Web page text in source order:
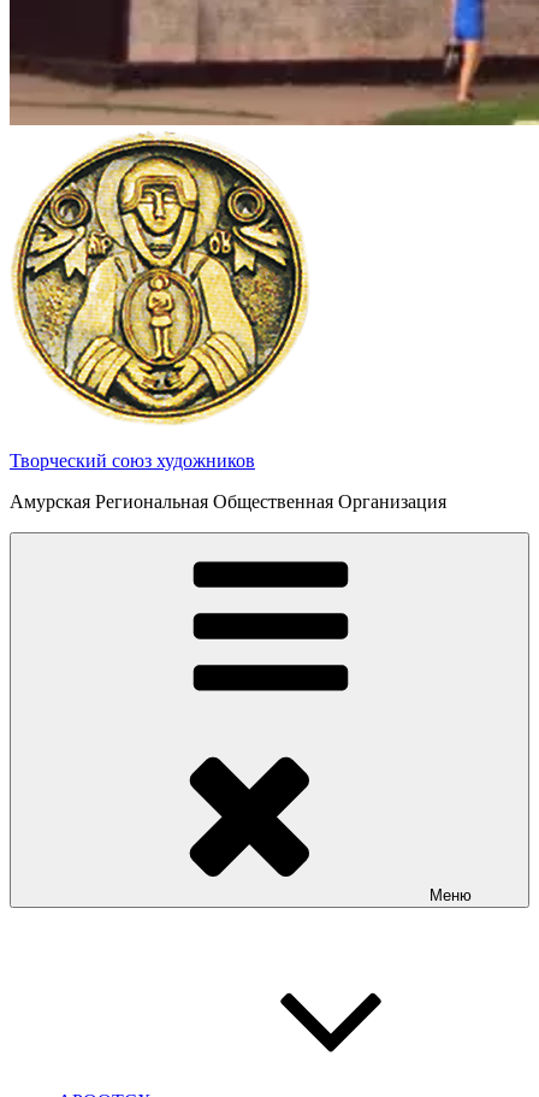
Творческий союз художников
Амурская Региональная Общественная Организация
Меню